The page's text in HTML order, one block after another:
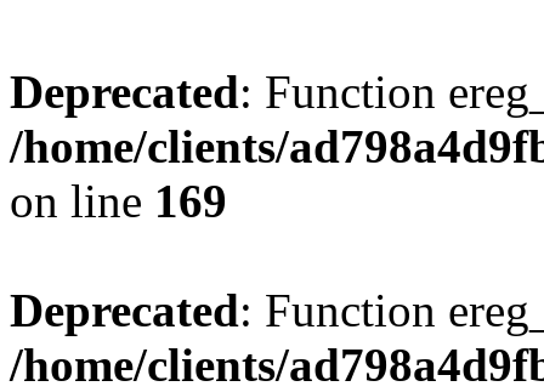
Deprecated: Function
/home/clients/
on line 169
Deprecated: Function
/home/clients/